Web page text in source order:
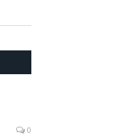
0